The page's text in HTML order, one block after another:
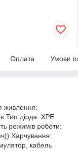
Оплата Умови
живлення:
Тип діода: XPE
режимів роботи:
Харчування:
кабель